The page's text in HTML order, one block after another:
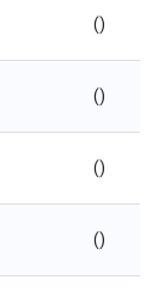
()
()
()
()